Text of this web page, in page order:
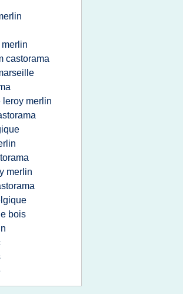
castorama
leroy merlin
merlin
bois